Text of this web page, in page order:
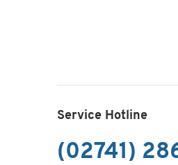
Service Hotline
(02741)